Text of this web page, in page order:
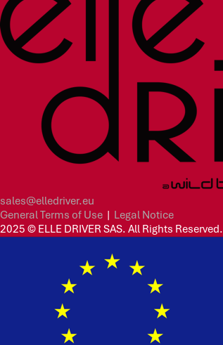
sales@elledriver.eu
General Terms of Use | Legal Notice
2025 © ELLE DRIVER SAS. All Rights Reserved.